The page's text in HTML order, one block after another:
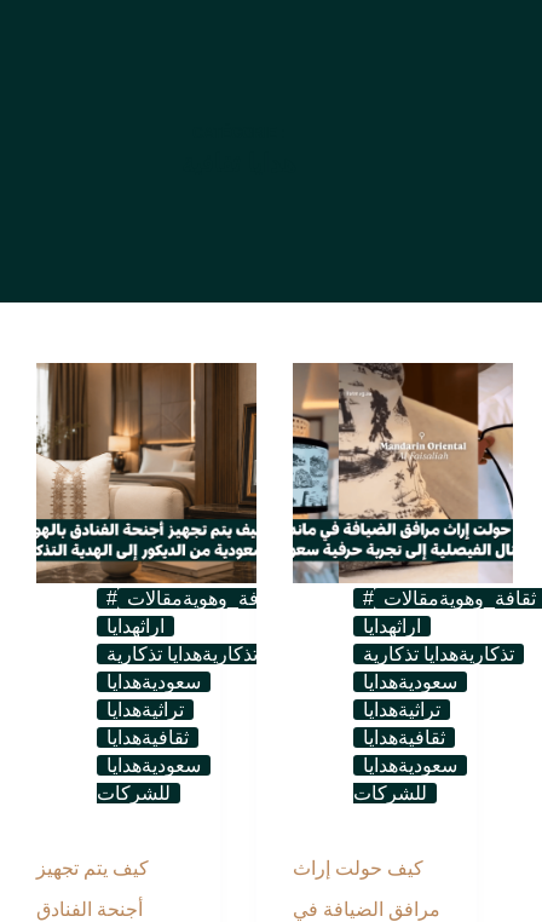
#ثقافة_وهويةمقالات
اراثهدايا
تذكاريةهدايا تذكارية
سعوديةهدايا
تراثيةهدايا
ثقافيةهدايا
سعوديةهدايا
للشركات
كيف يتم تجهيز
أجنحة الفنادق
#ثقافة_وهويةمقالات
اراثهدايا
تذكاريةهدايا تذكارية
سعوديةهدايا
تراثيةهدايا
ثقافيةهدايا
سعوديةهدايا
للشركات
كيف حولت إراث
مرافق الضيافة في